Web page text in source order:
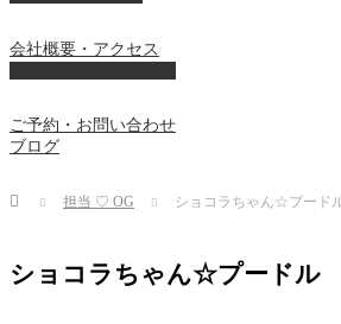
会社概要・アクセス
ご予約・お問い合わせ
ブログ
Home 担当 ♡ OG ショコラちゃん☆プード
ショコラちゃん☆プードル